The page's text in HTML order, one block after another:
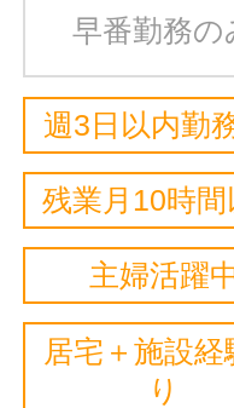
早番勤務の
週3日以内勤
残業月10時間
主婦活躍
居宅＋施設経
り